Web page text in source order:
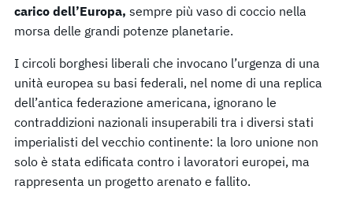
carico dell’Europa, sempre più vaso di coccio nella
morsa delle grandi potenze planetarie.
I circoli borghesi liberali che invocano l’urgenza di una
unità europea su basi federali, nel nome di una replica
dell’antica federazione americana, ignorano le
contraddizioni nazionali insuperabili tra i diversi stati
imperialisti del vecchio continente: la loro unione non
solo è stata edificata contro i lavoratori europei, ma
rappresenta un progetto arenato e fallito.